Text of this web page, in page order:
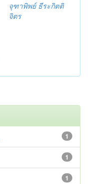
จุฑาพิพย์ ธีระกิตติ
จิตร
1
1
1